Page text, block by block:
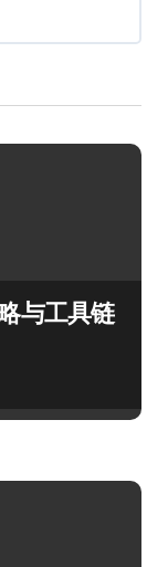
与工具链